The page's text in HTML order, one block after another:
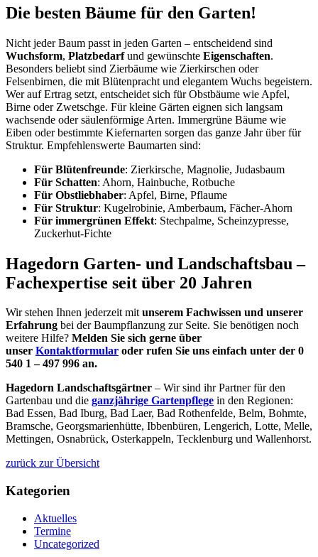
Die besten Bäume für den Garten!
Nicht jeder Baum passt in jeden Garten – entscheidend sind
Wuchsform, Platzbedarfund gewünschte Eigenschaften.
Besonders beliebt sind Zierbäume wie Zierkirschen oder
Felsenbirnen, die mit Blütenpracht und elegantem Wuchs begeistern.
Wer auf Ertrag setzt, entscheidet sich für Obstbäume wie Apfel,
Birne oder Zwetschge. Für kleine Gärten eignen sich langsam
wachsende oder säulenförmige Arten. Immergrüne Bäume wie
Eiben oder bestimmte Kiefernarten sorgen das ganze Jahr über für
Struktur. Empfehlenswerte Baumarten sind:
Für Blütenfreunde: Zierkirsche, Magnolie, Judasbaum
Für Schatten: Ahorn, Hainbuche, Rotbuche
Für Obstliebhaber: Apfel, Birne, Pflaume
Für Struktur: Kugelrobinie, Amberbaum, Fächer-Ahorn
Für immergrünen Effekt: Stechpalme, Scheinzypresse,
Zuckerhut-Fichte
Hagedorn Garten- und Landschaftsbau –
Fachexpertise seit über 20 Jahren
Wir stehen Ihnen jederzeit mitunserem Fachwissen und unserer
Erfahrung bei der Baumpflanzung zur Seite. Sie benötigen noch
weitere Hilfe? Melden Sie sich gerne über
unser Kontaktformular oder rufen Sie uns einfach unter der 0
540 1 – 497 996 an.
Hagedorn Landschaftsgärtner – Wir sind ihr Partner für den
Gartenbau und die ganzjährige Gartenpflege in den Regionen:
Bad Essen, Bad Iburg, Bad Laer, Bad Rothenfelde, Belm, Bohmte,
Bramsche, Georgsmarienhütte, Ibbenbüren, Lengerich, Lotte, Melle,
Mettingen, Osnabrück, Osterkappeln, Tecklenburg und Wallenhorst.
zurück zur Übersicht
Kategorien
Aktuelles
Termine
Uncategorized